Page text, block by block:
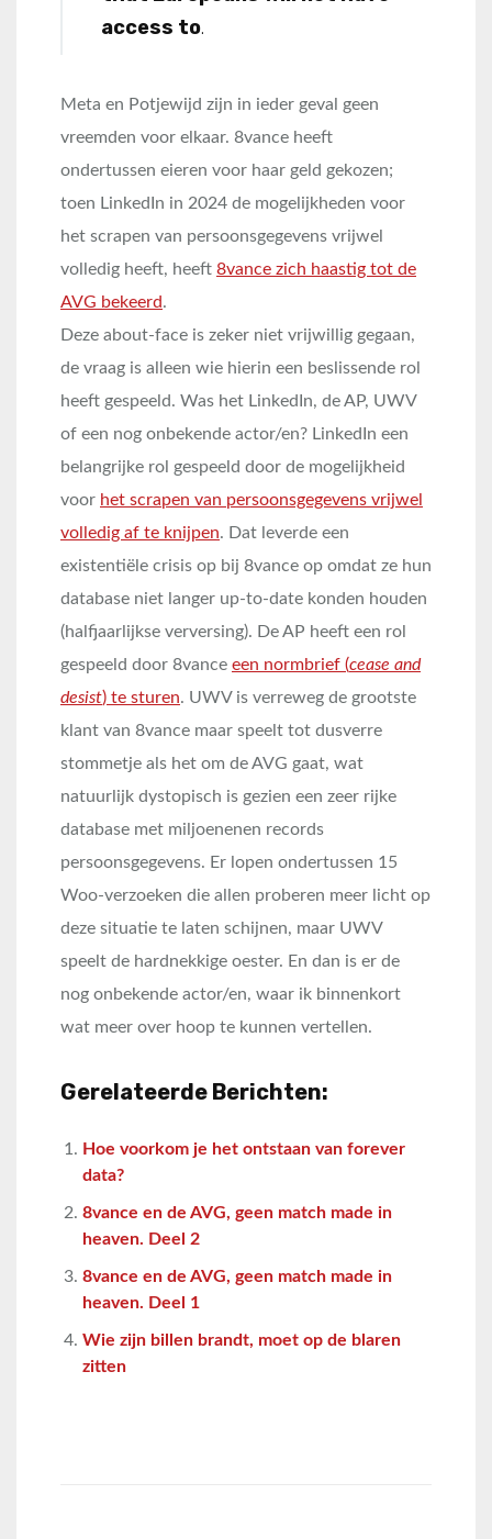
access to.
Meta en Potjewijd zijn in ieder geval geen
vreemden voor elkaar. 8vance heeft
ondertussen eieren voor haar geld gekozen;
toen LinkedIn in 2024 de mogelijkheden voor
het scrapen van persoonsgegevens vrijwel
volledig heeft, heeft 8vance zich haastig tot de
AVG bekeerd.
Deze about-face is zeker niet vrijwillig gegaan,
de vraag is alleen wie hierin een beslissende rol
heeft gespeeld. Was het LinkedIn, de AP, UWV
of een nog onbekende actor/en? LinkedIn een
belangrijke rol gespeeld door de mogelijkheid
voor het scrapen van persoonsgegevens vrijwel
volledig af te knijpen. Dat leverde een
existentiële crisis op bij 8vance op omdat ze hun
database niet langer up-to-date konden houden
(halfjaarlijkse verversing). De AP heeft een rol
gespeeld door 8vance een normbrief (cease and
desist) te sturen. UWV is verreweg de grootste
klant van 8vance maar speelt tot dusverre
stommetje als het om de AVG gaat, wat
natuurlijk dystopisch is gezien een zeer rijke
database met miljoenenen records
persoonsgegevens. Er lopen ondertussen 15
Woo-verzoeken die allen proberen meer licht op
deze situatie te laten schijnen, maar UWV
speelt de hardnekkige oester. En dan is er de
nog onbekende actor/en, waar ik binnenkort
wat meer over hoop te kunnen vertellen.
Gerelateerde Berichten:
Hoe voorkom je het ontstaan van forever
data?
8vance en de AVG, geen match made in
heaven. Deel 2
8vance en de AVG, geen match made in
heaven. Deel 1
Wie zijn billen brandt, moet op de blaren
zitten